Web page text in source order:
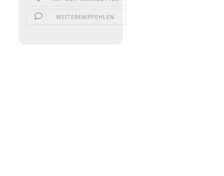
WEITEREMPFEHLEN